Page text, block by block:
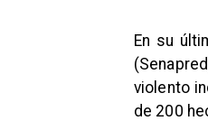
En su
violento
de 200